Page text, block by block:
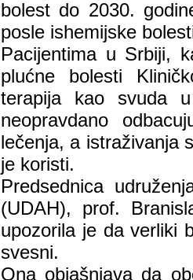
bolest do 2030.
posle ishemijske
Pacijentima u Srbiji,
plućne bolesti
terapija kao svuda
neopravdano
lečenja, a istraživanja
je koristi.
Predsednica
(UDAH), prof.
upozorila je da verliki
svesni.
Ona objašnjava da